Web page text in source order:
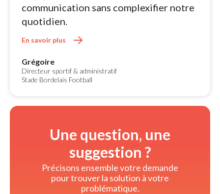
communication sans complexifier notre
quotidien.
En savoir plus
Grégoire
Directeur sportif & administratif
Stade Bordelais Football
Une question, une
suggestion ?
Précisons ensemble votre demande
pour trouver la solution à votre
problématique.